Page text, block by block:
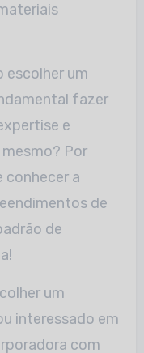
escolher um
fazer
e
Por
conhecer a
de
de
um
interessado em
com